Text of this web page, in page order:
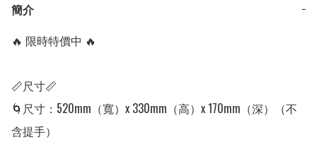
簡介
−
🔥 限時特價中 🔥
📏尺寸📏
🌀尺寸：520mm（寬）x 330mm（高）x 170mm（深）（不
含提手）